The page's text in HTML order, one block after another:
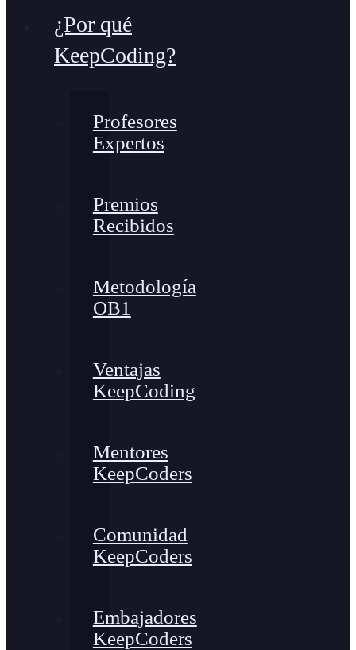
¿Por qué
KeepCoding?
Profesores
Expertos
Premios
Recibidos
Metodología
OB1
Ventajas
KeepCoding
Mentores
KeepCoders
Comunidad
KeepCoders
Embajadores
KeepCoders